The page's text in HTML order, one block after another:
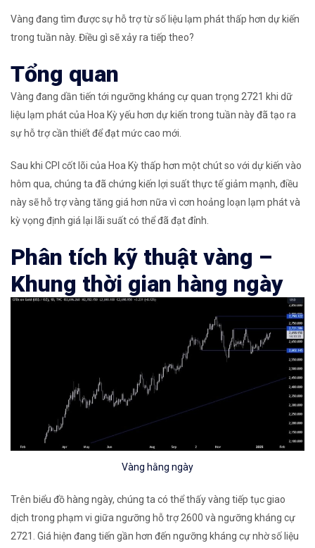
Vàng đang tìm được sự hỗ trợ từ số liệu lạm phát thấp hơn dự kiến ​​
trong tuần này. Điều gì sẽ xảy ra tiếp theo?
Tổng quan
Vàng đang dần tiến tới ngưỡng kháng cự quan trọng 2721 khi dữ
liệu lạm phát của Hoa Kỳ yếu hơn dự kiến ​​trong tuần này đã tạo ra
sự hỗ trợ cần thiết để đạt mức cao mới.
Sau khi CPI cốt lõi của Hoa Kỳ thấp hơn một chút so với dự kiến ​​vào
hôm qua, chúng ta đã chứng kiến ​​lợi suất thực tế giảm mạnh, điều
này sẽ hỗ trợ vàng tăng giá hơn nữa vì cơn hoảng loạn lạm phát và
kỳ vọng định giá lại lãi suất có thể đã đạt đỉnh.
Phân tích kỹ thuật vàng –
Khung thời gian hàng ngày
Vàng hằng ngày
Trên biểu đồ hàng ngày, chúng ta có thể thấy vàng tiếp tục giao
dịch trong phạm vi giữa ngưỡng hỗ trợ 2600 và ngưỡng kháng cự
2721. Giá hiện đang tiến gần hơn đến ngưỡng kháng cự nhờ số liệu